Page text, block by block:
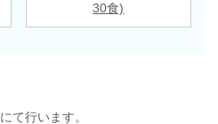
30食)
にて行います。